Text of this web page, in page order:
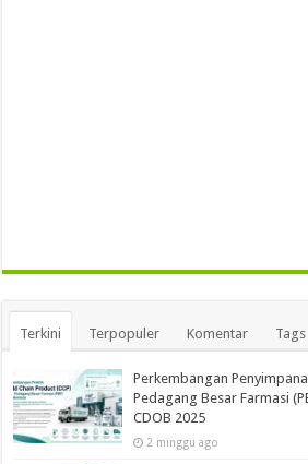
Terkini Terpopuler Komentar Tags
Perkembangan
Pedagang Besar Farmasi
CDOB 2025
2 minggu ago